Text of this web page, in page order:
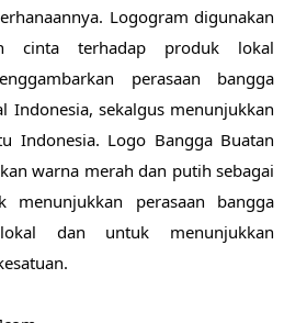
Logogram digunakan
cinta terhadap produk lokal
perasaan bangga
Indonesia, sekalgus menunjukkan
Indonesia. Logo Bangga Buatan
warna merah dan putih sebagai
menunjukkan perasaan bangga
dan untuk menunjukkan